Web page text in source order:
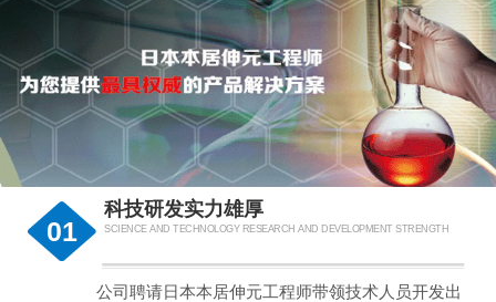
01
科技研发实力雄厚
SCIENCE AND TECHNOLOGY RESEARCH AND DEVELOPMENT STRENGTH
公司聘请日本本居伸元工程师带领技术人员开发出